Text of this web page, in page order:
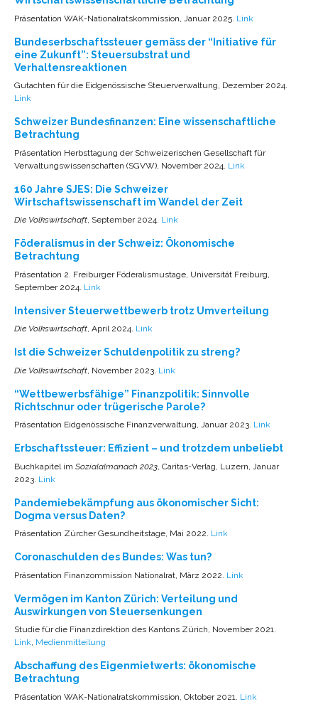
Präsentation WAK-Nationalratskommission, Januar 2025. Link
Bundeserbschaftssteuer gemäss der “Initiative für
eine Zukunft”: Steuersubstrat und
Verhaltensreaktionen
Gutachten für die Eidgenössische Steuerverwaltung, Dezember 2024.
Link
Schweizer Bundesfinanzen: Eine wissenschaftliche
Betrachtung
Präsentation Herbsttagung der Schweizerischen Gesellschaft für
Verwaltungswissenschaften (SGVW), November 2024. Link
160 Jahre SJES: Die Schweizer
Wirtschaftswissenschaft im Wandel der Zeit
Die Volkswirtschaft, September 2024. Link
Föderalismus in der Schweiz: Ökonomische
Betrachtung
Präsentation 2. Freiburger Föderalismustage, Universität Freiburg,
September 2024. Link
Intensiver Steuerwettbewerb trotz Umverteilung
Die Volkswirtschaft, April 2024. Link
Ist die Schweizer Schuldenpolitik zu streng?
Die Volkswirtschaft , November 2023. Link
“Wettbewerbsfähige” Finanzpolitik: Sinnvolle
Richtschnur oder trügerische Parole?
Präsentation Eidgenössische Finanzverwaltung, Januar 2023. Link
Erbschaftssteuer: Effizient – und trotzdem unbeliebt
Buchkapitel im Sozialalmanach 2023 , Caritas-Verlag, Luzern, Januar
2023. Link
Pandemiebekämpfung aus ökonomischer Sicht:
Dogma versus Daten?
Präsentation Zürcher Gesundheitstage, Mai 2022. Link
Coronaschulden des Bundes: Was tun?
Präsentation Finanzommission Nationalrat, März 2022. Link
Vermögen im Kanton Zürich: Verteilung und
Auswirkungen von Steuersenkungen
Studie für die Finanzdirektion des Kantons Zürich, November 2021.
Link, Medienmitteilung
Abschaffung des Eigenmietwerts: ökonomische
Betrachtung
Präsentation WAK-Nationalratskommission, Oktober 2021. Link